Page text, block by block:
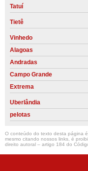
Tatuí
Tietê
Vinhedo
Alagoas
Andradas
Campo Grande
Extrema
Uberlândia
pelotas
O conteúdo do texto desta página
mesmo citando nossos links, é
direito autoral – artigo 184 do